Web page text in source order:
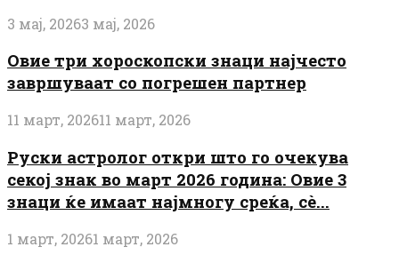
3 мај, 20263 мај, 2026
Овие три хороскопски знаци најчесто
завршуваат со погрешен партнер
11 март, 202611 март, 2026
Руски астролог откри што го очекува
секој знак во март 2026 година: Овие 3
знаци ќе имаат најмногу среќа, сè...
1 март, 20261 март, 2026